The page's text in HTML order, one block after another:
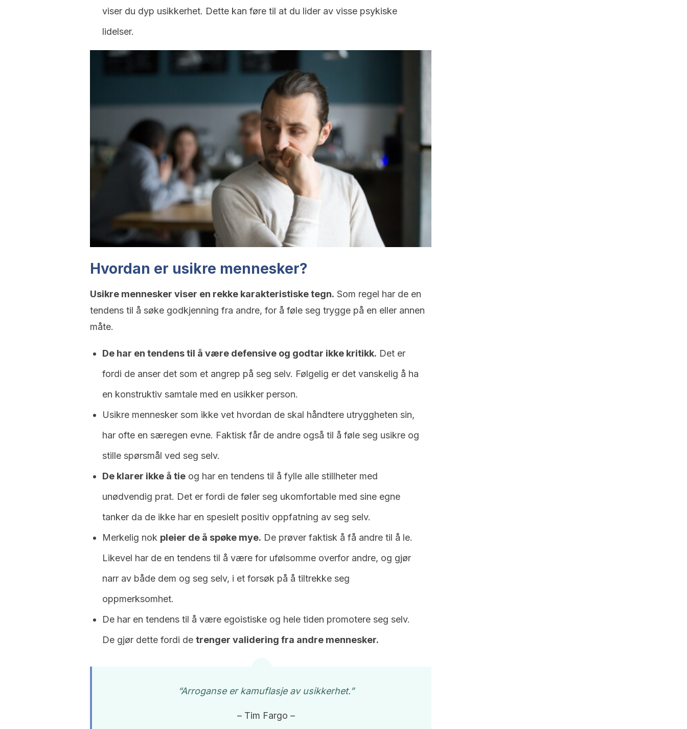
viser du dyp usikkerhet. Dette kan føre til at du lider av visse psykiske
lidelser.
Hvordan er usikre mennesker?
Usikre mennesker viser en rekke karakteristiske tegn. Som regel har de en
tendens til å søke godkjenning fra andre, for å føle seg trygge på en eller annen
måte.
De har en tendens til å være defensive og godtar ikke kritikk. Det er
fordi de anser det som et angrep på seg selv. Følgelig er det vanskelig å ha
en konstruktiv samtale med en usikker person.
Usikre mennesker som ikke vet hvordan de skal håndtere utryggheten sin,
har ofte en særegen evne. Faktisk får de andre også til å føle seg usikre og
stille spørsmål ved seg selv.
De klarer ikke å tie og har en tendens til å fylle alle stillheter med
unødvendig prat. Det er fordi de føler seg ukomfortable med sine egne
tanker da de ikke har en spesielt positiv oppfatning av seg selv.
Merkelig nok pleier de å spøke mye. De prøver faktisk å få andre til å le.
Likevel har de en tendens til å være for ufølsomme overfor andre, og gjør
narr av både dem og seg selv, i et forsøk på å tiltrekke seg
oppmerksomhet.
De har en tendens til å være egoistiske og hele tiden promotere seg selv.
De gjør dette fordi de trenger validering fra andre mennesker.
“Arroganse er kamuflasje av usikkerhet.”
– Tim Fargo –